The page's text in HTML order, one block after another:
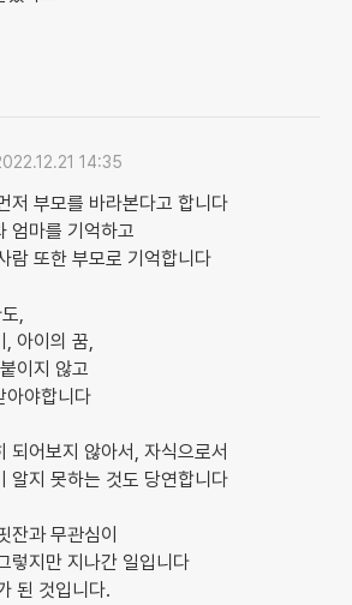
14:35
저 부모를 바라본다고 합니다
엄마를 기억하고
람 또한 부모로 기억합니다
,
, 아이의 꿈,
이지 않고
아야합니다
되어보지 않아서, 자식으로서
알지 못하는 것도 당연합니다
잔과 무관심이
렇지만 지나간 일입니다
된 것입니다.